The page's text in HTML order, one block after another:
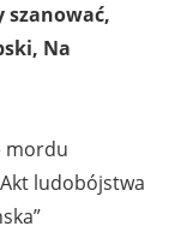
szanować,
Na
mordu
Akt ludobójstwa